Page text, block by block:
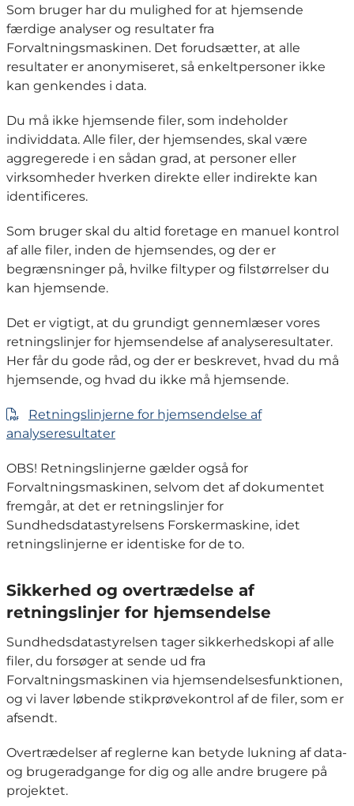
Som bruger har du mulighed for at hjemsende
færdige analyser og resultater fra
Forvaltningsmaskinen. Det forudsætter, at alle
resultater er anonymiseret, så enkeltpersoner ikke
kan genkendes i data.
Du må ikke hjemsende filer, som indeholder
individdata. Alle filer, der hjemsendes, skal være
aggregerede i en sådan grad, at personer eller
virksomheder hverken direkte eller indirekte kan
identificeres.
Som bruger skal du altid foretage en manuel kontrol
af alle filer, inden de hjemsendes, og der er
begrænsninger på, hvilke filtyper og filstørrelser du
kan hjemsende.
Det er vigtigt, at du grundigt gennemlæser vores
retningslinjer for hjemsendelse af analyseresultater.
Her får du gode råd, og der er beskrevet, hvad du må
hjemsende, og hvad du ikke må hjemsende.
Retningslinjerne for hjemsendelse af
analyseresultater
OBS! Retningslinjerne gælder også for
Forvaltningsmaskinen, selvom det af dokumentet
fremgår, at det er retningslinjer for
Sundhedsdatastyrelsens Forskermaskine, idet
retningslinjerne er identiske for de to.
Sikkerhed og overtrædelse af
retningslinjer for hjemsendelse
Sundhedsdatastyrelsen tager sikkerhedskopi af alle
filer, du forsøger at sende ud fra
Forvaltningsmaskinen via hjemsendelsesfunktionen,
og vi laver løbende stikprøvekontrol af de filer, som er
afsendt.
Overtrædelser af reglerne kan betyde lukning af data-
og brugeradgange for dig og alle andre brugere på
projektet.